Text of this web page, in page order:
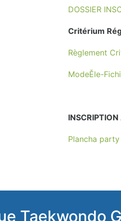
DOSSIER
Critérium
Règlement
ModeĚle-
INSCRIPTION
Plancha
Taekwondo